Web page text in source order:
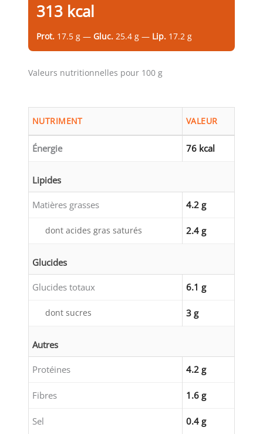
313 kcal
Prot. 17.5 g — Gluc. 25.4 g — Lip. 17.2 g
Valeurs nutritionnelles pour 100 g
NUTRIMENT VALEUR
Énergie 76 kcal
Lipides
Matières grasses 4.2 g
dont acides gras saturés 2.4 g
Glucides
Glucides totaux 6.1 g
dont sucres 3 g
Autres
Protéines 4.2 g
Fibres 1.6 g
Sel 0.4 g